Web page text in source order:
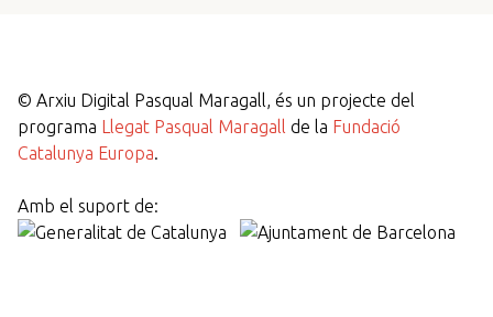
© Arxiu Digital Pasqual Maragall, és un projecte del
programa Llegat Pasqual Maragall de la Fundació
Catalunya Europa.
Amb el suport de: